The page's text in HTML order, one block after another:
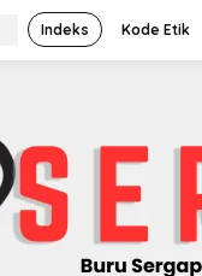
Indeks Kode Etik